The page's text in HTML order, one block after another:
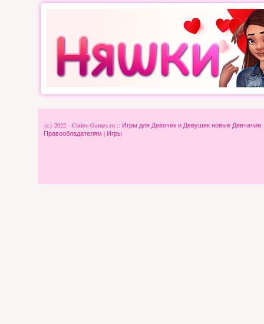
{c} 2022 - Cuties-Games.ru :: Игры для Девочек и Девушек новые
Правообладателям | Игры